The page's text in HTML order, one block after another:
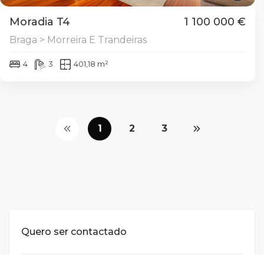
Moradia T4 1 100 000 €
Braga > Morreira E Trandeiras
4 3 401,18 m²
1 2 3
Quero ser contactado